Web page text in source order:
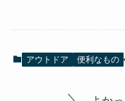
アウトドア 便利なもの